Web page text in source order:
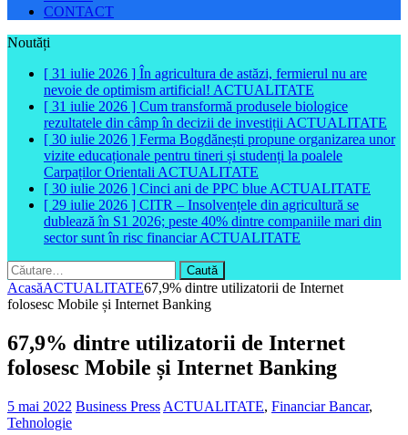
CONTACT
Noutăți
[ 31 iulie 2026 ] În agricultura de astăzi, fermierul nu are
nevoie de optimism artificial! ACTUALITATE
[ 31 iulie 2026 ] Cum transformă produsele biologice
rezultatele din câmp în decizii de investiții ACTUALITATE
[ 30 iulie 2026 ] Ferma Bogdănești propune organizarea unor
vizite educaționale pentru tineri și studenți la poalele
Carpaților Orientali ACTUALITATE
[ 30 iulie 2026 ] Cinci ani de PPC blue ACTUALITATE
[ 29 iulie 2026 ] CITR – Insolvențele din agricultură se
dublează în S1 2026; peste 40% dintre companiile mari din
sector sunt în risc financiarACTUALITATE
Caută
după:
AcasăACTUALITATE67,9% dintre utilizatorii de Internet
folosesc Mobile și Internet Banking
67,9% dintre utilizatorii de Internet
folosesc Mobile și Internet Banking
5 mai 2022 Business Press ACTUALITATE, Financiar Bancar,
Tehnologie